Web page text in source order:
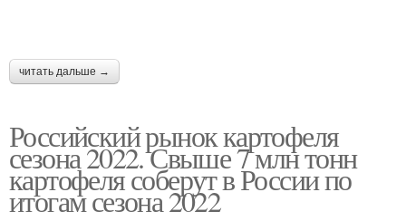
читать дальше →
Российский рынок картофеля
сезона 2022. Свыше 7 млн тонн
картофеля соберут в России по
итогам сезона 2022